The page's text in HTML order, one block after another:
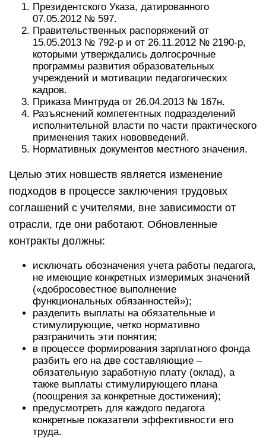
Президентского Указа, датированного
07.05.2012 № 597.
Правительственных распоряжений от
15.05.2013 № 792-р и от 26.11.2012 № 2190-р,
которыми утверждались долгосрочные
программы развития образовательных
учреждений и мотивации педагогических
кадров.
Приказа Минтруда от 26.04.2013 № 167н.
Разъяснений компетентных подразделений
исполнительной власти по части практического
применения таких нововведений.
Нормативных документов местного значения.
Целью этих новшеств является изменение
подходов в процессе заключения трудовых
соглашений с учителями, вне зависимости от
отрасли, где они работают. Обновленные
контракты должны:
исключать обозначения учета работы педагога,
не имеющие конкретных измеримых значений
(«добросовестное выполнение
функциональных обязанностей»);
разделить выплаты на обязательные и
стимулирующие, четко нормативно
разграничить эти понятия;
в процессе формирования зарплатного фонда
разбить его на две составляющие –
обязательную заработную плату (оклад), а
также выплаты стимулирующего плана
(поощрения за конкретные достижения);
предусмотреть для каждого педагога
конкретные показатели эффективности его
труда.